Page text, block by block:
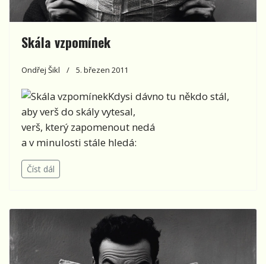
Skála vzpomínek
Ondřej Šikl 5. březen 2011
Kdysi dávno tu někdo stál,
aby verš do skály vytesal,
verš, který zapomenout nedá
a v minulosti stále hledá:
Číst dál